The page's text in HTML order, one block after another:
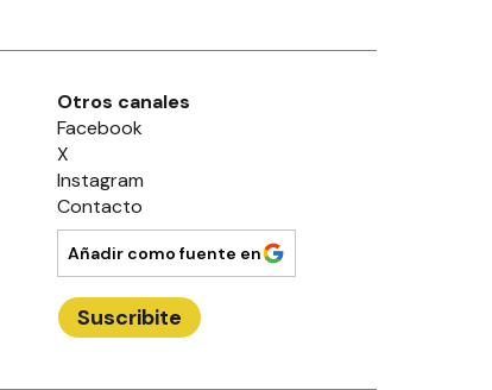
Otros canales
Facebook
X
Instagram
Contacto
Añadir como fuente en
Suscribite